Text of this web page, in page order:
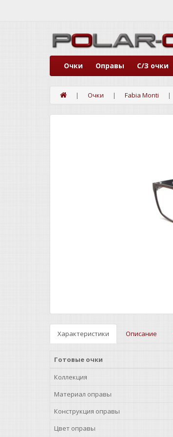
Очки Оправы С/З очки
Очки Fabia Monti
Характеристики Описание
Готовые очки
Коллекция
Материал оправы
Конструкция оправы
Цвет оправы